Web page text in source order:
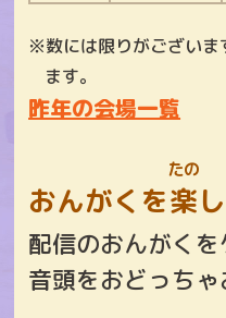
数には限りがござい
ます。
昨年の会場一覧
おんがくを楽
たの
配信のおんがく
音頭をおどっちゃ